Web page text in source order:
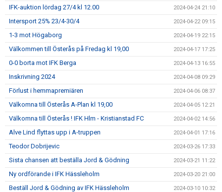
IFK-auktion lördag 27/4 kl 12.00 2024-04-24 21:10
Intersport 25% 23/4-30/4 2024-04-22 09:15
1-3 mot Högaborg 2024-04-19 22:15
Välkommen till Österås på Fredag kl 19,00 2024-04-17 17:25
0-0 borta mot IFK Berga 2024-04-13 16:55
Inskrivning 2024 2024-04-08 09:29
Förlust i hemmapremiären 2024-04-06 08:37
Välkomna till Österås A-Plan kl 19,00 2024-04-05 12:21
Välkomna till Österås ! IFK Hlm - Kristianstad FC 2024-04-02 14:56
Alve Lind flyttas upp i A-truppen 2024-04-01 17:16
Teodor Dobrijevic 2024-03-26 17:33
Sista chansen att beställa Jord & Gödning 2024-03-21 11:22
Ny ordförande i IFK Hässleholm 2024-03-20 21:00
Beställ Jord & Gödning av IFK Hässleholm 2024-03-10 10:32